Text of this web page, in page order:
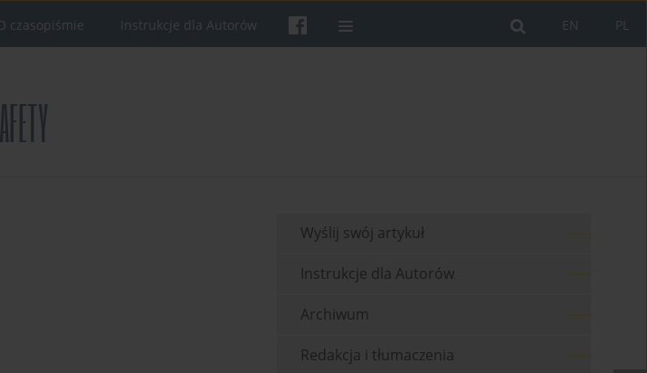
PL
EN
czasopiśmie Instrukcje dla Autorów
Wyślij swój artykuł
Instrukcje dla Autorów
Archiwum
Redakcja i tłumaczenia